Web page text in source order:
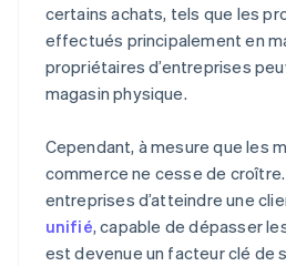
certains achats, tels que les
effectués principalement en
propriétaires d’entreprises
magasin physique.
Cependant, à mesure que les
commerce ne cesse de
entreprises d’atteindre une
unifié, capable de dépasser
est devenue un facteur clé de